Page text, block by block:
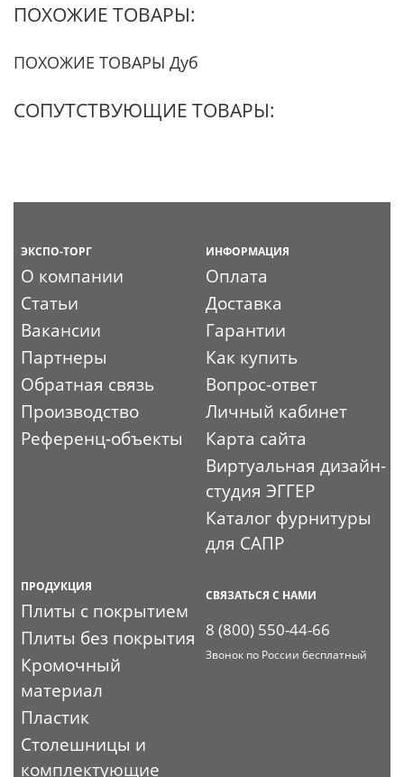
ПОХОЖИЕ ТОВАРЫ:
ПОХОЖИЕ ТОВАРЫ Дуб
СОПУТСТВУЮЩИЕ ТОВАРЫ:
ЭКСПО-ТОРГ
О компании
Статьи
Вакансии
Партнеры
Обратная связь
Производство
Референц-объекты
ИНФОРМАЦИЯ
Оплата
Доставка
Гарантии
Как купить
Вопрос-ответ
Личный кабинет
Карта сайта
Виртуальная дизайн-
студия ЭГГЕР
Каталог фурнитуры
для САПР
ПРОДУКЦИЯ
Плиты с покрытием
Плиты без покрытия
Кромочный
материал
Пластик
Столешницы и
комплектующие
СВЯЗАТЬСЯ С НАМИ
8 (800) 550-44-66
Звонок по России бесплатный